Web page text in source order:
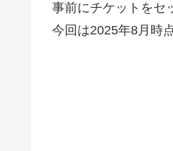
事前にチケットをセ
今回は2025年8月時